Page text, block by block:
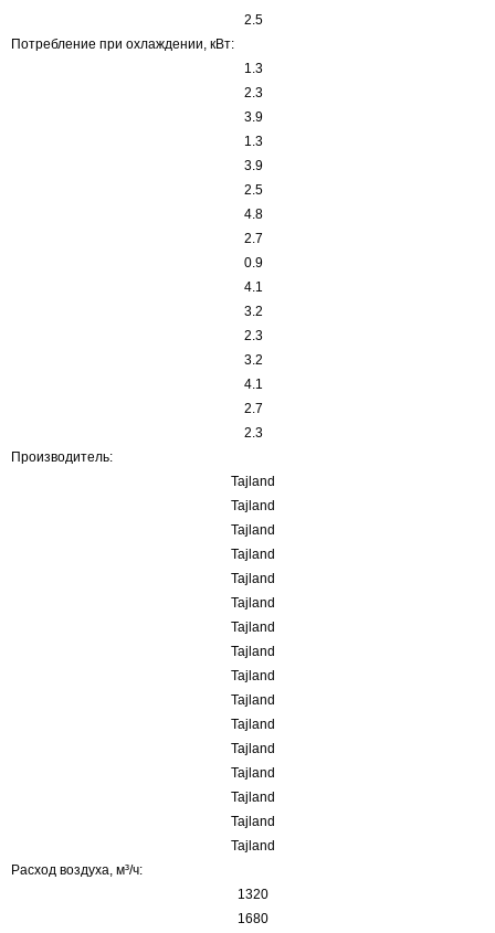
2.5
Потребление при охлаждении, кВт:
1.3
2.3
3.9
1.3
3.9
2.5
4.8
2.7
0.9
4.1
3.2
2.3
3.2
4.1
2.7
2.3
Производитель:
Tajland
Tajland
Tajland
Tajland
Tajland
Tajland
Tajland
Tajland
Tajland
Tajland
Tajland
Tajland
Tajland
Tajland
Tajland
Tajland
Расход воздуха, м³/ч:
1320
1680